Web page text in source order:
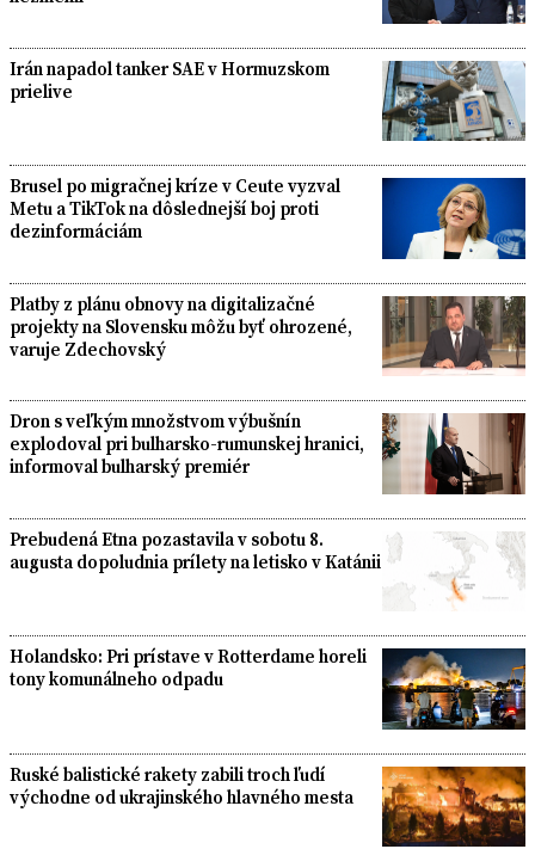
Irán napadol tanker SAE v Hormuzskom
prielive
Brusel po migračnej kríze v Ceute vyzval
Metu a TikTok na dôslednejší boj proti
dezinformáciám
Platby z plánu obnovy na digitalizačné
projekty na Slovensku môžu byť ohrozené,
varuje Zdechovský
Dron s veľkým množstvom výbušnín
explodoval pri bulharsko-rumunskej hranici,
informoval bulharský premiér
Prebudená Etna pozastavila v sobotu 8.
augusta dopoludnia prílety na letisko v Katánii
Holandsko: Pri prístave v Rotterdame horeli
tony komunálneho odpadu
Ruské balistické rakety zabili troch ľudí
východne od ukrajinského hlavného mesta